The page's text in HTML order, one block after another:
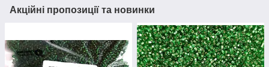
Акційні пропозиції та новинки